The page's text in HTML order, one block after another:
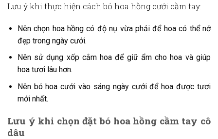
Lưu ý khi thực hiện cách bó hoa hồng cưới cầm tay:
Nên chọn hoa hồng có độ nụ vừa phải để hoa có thể nở
đẹp trong ngày cưới.
Nên sử dụng xốp cắm hoa để giữ ẩm cho hoa và giúp
hoa tươi lâu hơn.
Nên bó hoa cưới vào sáng ngày cưới để hoa được tươi
mới nhất.
Lưu ý khi chọn đặt bó hoa hồng cầm tay cô
dâu